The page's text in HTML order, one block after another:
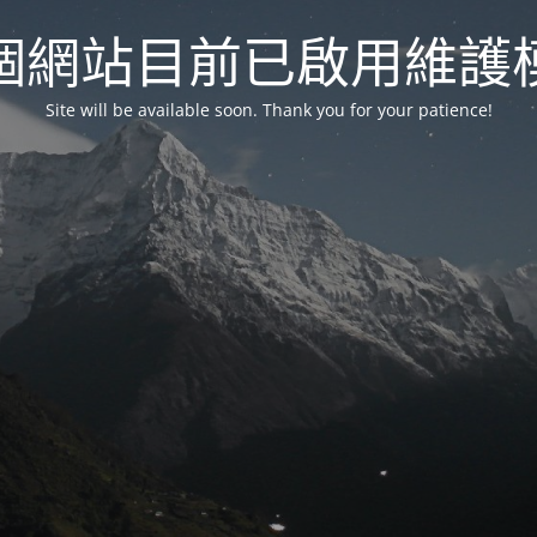
網站目前已啟用維護
Site will be available soon. Thank you for your patience!